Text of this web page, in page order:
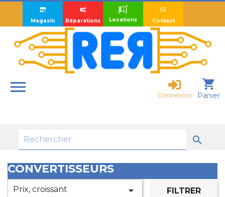
Magasin Réparations Locations Contact
 shopping_cart
Panier
Connexion

CONVERTISSEURS
Prix, croissant  FILTRER